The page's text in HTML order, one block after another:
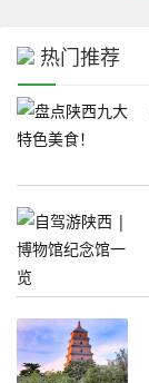
热门推荐